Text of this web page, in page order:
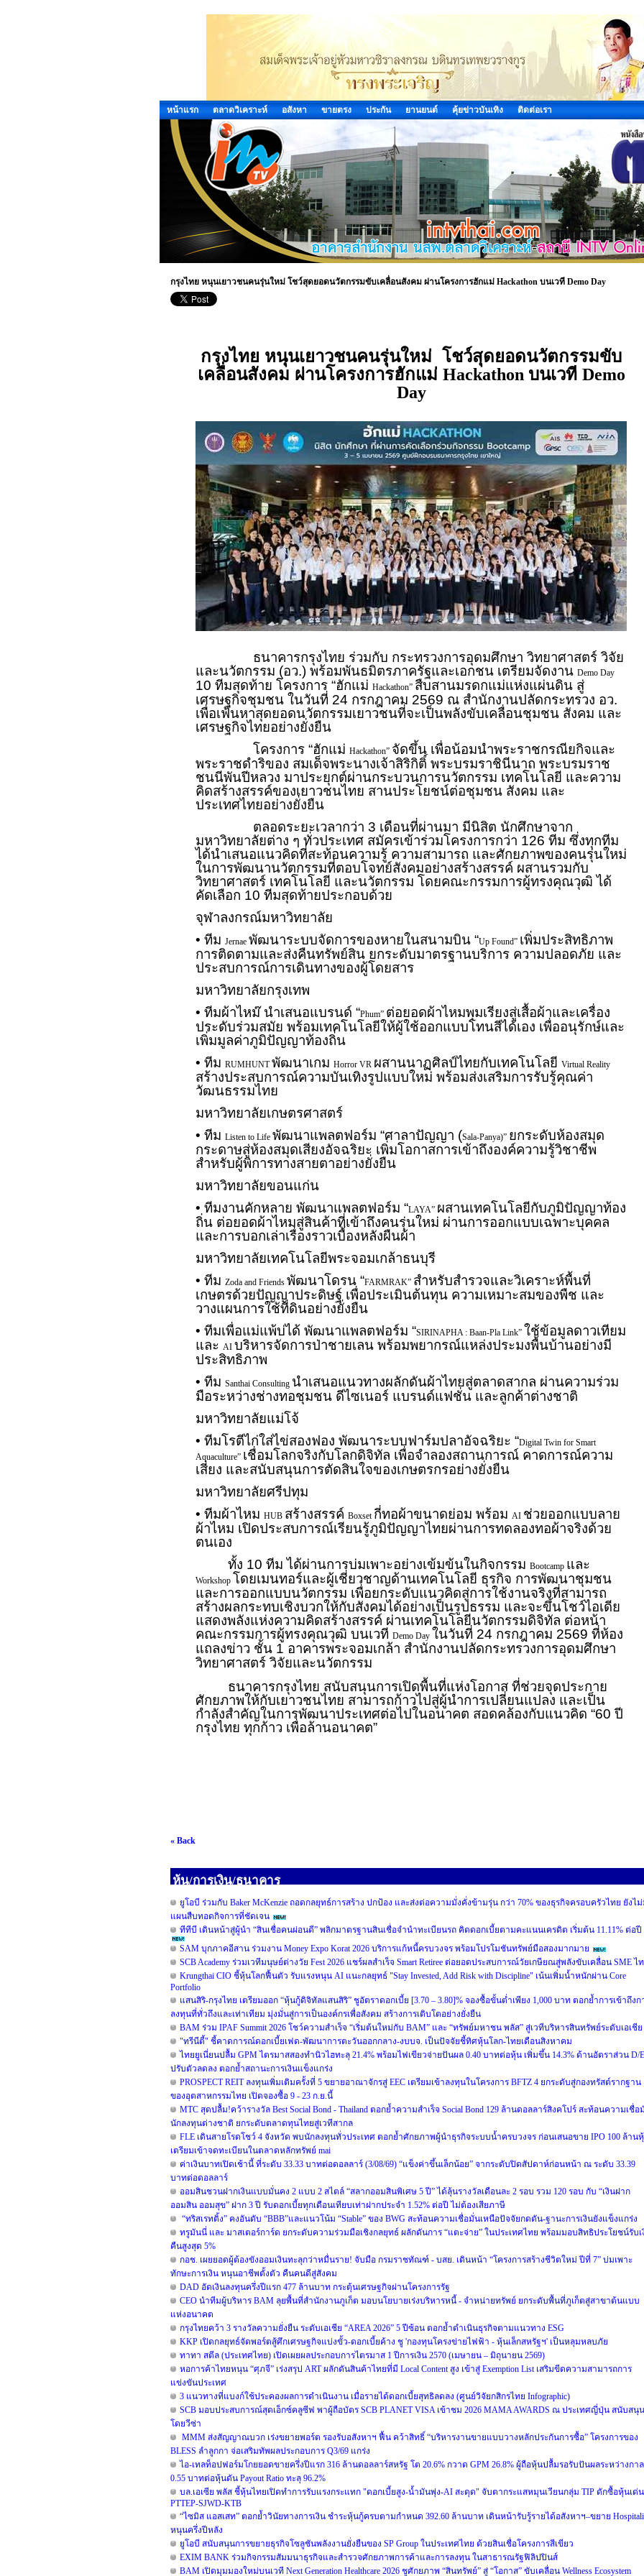
หน้าแรก ตลาดวิเคราะห์ อสังหา ขายตรง ประกัน ยานยนต์ คุ้ยข่าวบันเทิง ติดต่อเรา
กรุงไทย หนุนเยาวชนคนรุ่นใหม่ โชว์สุดยอดนวัตกรรมขับเคลื่อนสังคม ผ่านโครงการฮักแม่ Hackathon บนเวที Demo Day
กรุงไทย หนุนเยาวชนคนรุ่นใหม่ โชว์สุดยอดนวัตกรรมขับ
เคลื่อนสังคม ผ่านโครงการฮักแม่ Hackathon บนเวที Demo
Day
ธนาคารกรุงไทย ร่วมกับ กระทรวงการอุดมศึกษา วิทยาศาสตร์ วิจัย
และนวัตกรรม (อว.) พร้อมพันธมิตรภาครัฐและเอกชน เตรียมจัดงาน Demo Day
10 ทีมสุดท้าย โครงการ “ฮักแม่ Hackathon” สืบสานมรดกแม่แห่งแผ่นดิน สู่
เศรษฐกิจชุมชน ในวันที่ 24 กรกฎาคม 2569 ณ สำนักงานปลัดกระทรวง อว.
เพื่อเฟ้นหาสุดยอดนวัตกรรมเยาวชนที่จะเป็นพลังขับเคลื่อนชุมชน สังคม และ
เศรษฐกิจไทยอย่างยั่งยืน
โครงการ “ฮักแม่ Hackathon” จัดขึ้น เพื่อน้อมนำพระราชกรณียกิจและ
พระราชดำริของ สมเด็จพระนางเจ้าสิริกิติ์ พระบรมราชินีนาถ พระบรมราช
ชนนีพันปีหลวง มาประยุกต์ผ่านกระบวนการนวัตกรรม เทคโนโลยี และความ
คิดสร้างสรรค์ของเยาวชนไทย สานประโยชน์ต่อชุมชน สังคม และ
ประเทศไทยอย่างยั่งยืน
ตลอดระยะเวลากว่า 3 เดือนที่ผ่านมา มีนิสิต นักศึกษาจาก
มหาวิทยาลัยต่าง ๆ ทั่วประเทศ สมัครเข้าร่วมโครงการกว่า 126 ทีม ซึ่งทุกทีม
ได้นำเสนอแนวคิดที่สะท้อนความรู้ ความสามารถ และศักยภาพของคนรุ่นใหม่
ในการพัฒนานวัตกรรมที่ตอบโจทย์สังคมอย่างสร้างสรรค์ ผสานรวมกับ
วิทยาศาสตร์ เทคโนโลยี และนวัตกรรม โดยคณะกรรมการผู้ทรงคุณวุฒิ ได้
คัดเลือก 10 ทีมสุดท้ายประกอบด้วย
จุฬาลงกรณ์มหาวิทยาลัย
• ทีม Jernae พัฒนาระบบจัดการของหายในสนามบิน “Up Found” เพิ่มประสิทธิภาพ
การติดตามและส่งคืนทรัพย์สิน ยกระดับมาตรฐานบริการ ความปลอดภัย และ
ประสบการณ์การเดินทางของผู้โดยสาร
มหาวิทยาลัยกรุงเทพ
• ทีมผ้าไหม๊ นำเสนอแบรนด์ “Phum” ต่อยอดผ้าไหมพุมเรียงสู่เสื้อผ้าและเครื่อง
ประดับร่วมสมัย พร้อมเทคโนโลยีให้ผู้ใช้ออกแบบโทนสีได้เอง เพื่ออนุรักษ์และ
เพิ่มมูลค่าภูมิปัญญาท้องถิ่น
• ทีม RUMHUNTพัฒนาเกม Horror VR ผสานนาฏศิลป์ไทยกับเทคโนโลยี Virtual Reality
สร้างประสบการณ์ความบันเทิงรูปแบบใหม่ พร้อมส่งเสริมการรับรู้คุณค่า
วัฒนธรรมไทย
มหาวิทยาลัยเกษตรศาสตร์
• ทีม Listen to Life พัฒนาแพลตฟอร์ม “ศาลาปัญญา (Sala-Panya)” ยกระดับห้องสมุด
กระดาษสู่ห้องสมุดเสียงอัจฉริยะ เพิ่มโอกาสการเข้าถึงองค์ความรู้วิชาชีพ
สำหรับผู้พิการทางสายตาอย่างยั่งยืน
มหาวิทยาลัยขอนแก่น
• ทีมงานคักหลาย พัฒนาแพลตฟอร์ม “LAYA” ผสานเทคโนโลยีกับภูมิปัญญาท้อง
ถิ่น ต่อยอดผ้าไหมสู่สินค้าที่เข้าถึงคนรุ่นใหม่ ผ่านการออกแบบเฉพาะบุคคล
และการบอกเล่าเรื่องราวเบื้องหลังผืนผ้า
มหาวิทยาลัยเทคโนโลยีพระจอมเกล้าธนบุรี
• ทีม Zoda and Friends พัฒนาโดรน “FARMRAK” สำหรับสำรวจและวิเคราะห์พื้นที่
เกษตรด้วยปัญญาประดิษฐ์ เพื่อประเมินต้นทุน ความเหมาะสมของพืช และ
วางแผนการใช้ที่ดินอย่างยั่งยืน
• ทีมเพื่อแม่แพ้บ่ได้ พัฒนาแพลตฟอร์ม “SIRINAPHA : Baan-Pla Link” ใช้ข้อมูลดาวเทียม
และ AI บริหารจัดการป่าชายเลน พร้อมพยากรณ์แหล่งประมงพื้นบ้านอย่างมี
ประสิทธิภาพ
• ทีม Santhai Consulting นำเสนอแนวทางผลักดันผ้าไทยสู่ตลาดสากล ผ่านความร่วม
มือระหว่างช่างทอชุมชน ดีไซเนอร์ แบรนด์แฟชั่น และลูกค้าต่างชาติ
มหาวิทยาลัยแม่โจ้
• ทีมโรตีไก่ใส่ไข่สองฟอง พัฒนาระบบฟาร์มปลาอัจฉริยะ “Digital Twin for Smart
Aquaculture” เชื่อมโลกจริงกับโลกดิจิทัล เพื่อจำลองสถานการณ์ คาดการณ์ความ
เสี่ยง และสนับสนุนการตัดสินใจของเกษตรกรอย่างยั่งยืน
มหาวิทยาลัยศรีปทุม
• ทีมผ้าไหม HUB สร้างสรรค์ Boxset กี่ทอผ้าขนาดย่อม พร้อม AI ช่วยออกแบบลาย
ผ้าไหม เปิดประสบการณ์เรียนรู้ภูมิปัญญาไทยผ่านการทดลองทอผ้าจริงด้วย
ตนเอง
ทั้ง 10 ทีม ได้ผ่านการบ่มเพาะอย่างเข้มข้นในกิจกรรม Bootcamp และ
Workshop โดยเมนทอร์และผู้เชี่ยวชาญด้านเทคโนโลยี ธุรกิจ การพัฒนาชุมชน
และการออกแบบนวัตกรรม เพื่อยกระดับแนวคิดสู่การใช้งานจริงที่สามารถ
สร้างผลกระทบเชิงบวกให้กับสังคมได้อย่างเป็นรูปธรรม และจะขึ้นโชว์ไอเดีย
แสดงพลังแห่งความคิดสร้างสรรค์ ผ่านเทคโนโลยีนวัตกรรมดิจิทัล ต่อหน้า
คณะกรรมการผู้ทรงคุณวุฒิ บนเวที Demo Day ในวันที่ 24 กรกฎาคม 2569 ที่ห้อง
แถลงข่าว ชั้น 1 อาคารพระจอมเกล้า สำนักงานปลัดกระทรวงการอุดมศึกษา
วิทยาศาสตร์ วิจัยและนวัตกรรม
ธนาคารกรุงไทย สนับสนุนการเปิดพื้นที่แห่งโอกาส ที่ช่วยจุดประกาย
ศักยภาพให้กับเยาวชนไทย สามารถก้าวไปสู่ผู้นำการเปลี่ยนแปลง และเป็น
กำลังสำคัญในการพัฒนาประเทศต่อไปในอนาคต สอดคล้องกับแนวคิด “60 ปี
กรุงไทย ทุกก้าว เพื่อล้านอนาคต”
« Back
หุ้น/การเงิน/ธนาคาร
ยูโอบี ร่วมกับ Baker McKenzie ถอดกลยุทธ์การสร้าง ปกป้อง และส่งต่อความมั่งคั่งข้ามรุ่น กว่า 70% ของธุรกิจครอบครัวไทย ยังไ
แผนสืบทอดกิจการที่ชัดเจน
ทีทีบี เดินหน้าสู่ผู้นำ “สินเชื่อคนผ่อนดี” พลิกมาตรฐานสินเชื่อจำนำทะเบียนรถ คิดดอกเบี้ยตามคะแนนเครดิต เริ่มต้น 11.11% ต่อปี
SAM บุกภาคอีสาน ร่วมงาน Money Expo Korat 2026 บริการแก้หนี้ครบวงจร พร้อมโปรโมชันทรัพย์มือสองมากมาย
SCB Academy ร่วมเวทีมนุษย์ต่างวัย Fest 2026 แชร์ผลสำเร็จ Smart Retiree ต่อยอดประสบการณ์วัยเกษียณสู่พลังขับเคลื่อน SME ไ
Krungthai CIO ชี้หุ้นโลกฟื้นตัว รับแรงหนุน AI แนะกลยุทธ์ "Stay Invested, Add Risk with Discipline" เน้นเพิ่มน้ำหนักผ่าน Core
Portfolio
แสนสิริ-กรุงไทย เตรียมออก “หุ้นกู้ดิจิทัลแสนสิริ” ชูอัตราดอกเบี้ย [3.70 – 3.80]% จองซื้อขั้นต่ำเพียง 1,000 บาท ตอกย้ำการเข้าถึงก
ลงทุนที่ทั่วถึงและเท่าเทียม มุ่งมั่นสู่การเป็นองค์กรเพื่อสังคม สร้างการเติบโตอย่างยั่งยืน
BAM ร่วม IPAF Summit 2026 โชว์ความสำเร็จ “เริ่มต้นใหม่กับ BAM” และ “ทรัพย์มหาชน พลัส” สู่เวทีบริหารสินทรัพย์ระดับเอเชีย
"ทรีนีตี้" ชี้คาดการณ์ดอกเบี้ยเฟด-พัฒนาการตะวันออกกลาง-งบบจ. เป็นปัจจัยชี้ทิศหุ้นโลก-ไทยเดือนสิงหาคม
ไทยยูเนี่ยนปลื้ม GPM ไตรมาสสองทำนิวไฮทะลุ 21.4% พร้อมไฟเขียวจ่ายปันผล 0.40 บาทต่อหุ้น เพิ่มขึ้น 14.3% ด้านอัตราส่วน D/E
ปรับตัวลดลง ตอกย้ำสถานะการเงินแข็งแกร่ง
PROSPECT REIT ลงทุนเพิ่มเติมครั้งที่ 5 ขยายอาณาจักรสู่ EEC เตรียมเข้าลงทุนในโครงการ BFTZ 4 ยกระดับสู่กองทรัสต์รากฐาน
ของอุตสาหกรรมไทย เปิดจองซื้อ 9 - 23 ก.ย.นี้
MTC สุดปลื้ม!คว้ารางวัล Best Social Bond - Thailand ตอกย้ำความสำเร็จ Social Bond 129 ล้านดอลลาร์สิงคโปร์ สะท้อนความเชื่อ
นักลงทุนต่างชาติ ยกระดับตลาดทุนไทยสู่เวทีสากล
FLE เดินสายโรดโชว์ 4 จังหวัด พบนักลงทุนทั่วประเทศ ตอกย้ำศักยภาพผู้นำธุรกิจระบบน้ำครบวงจร ก่อนเสนอขาย IPO 100 ล้าน
เตรียมเข้าจดทะเบียนในตลาดหลักทรัพย์ mai
ค่าเงินบาทเปิดเช้านี้ ที่ระดับ 33.33 บาทต่อดอลลาร์ (3/08/69) “แข็งค่าขึ้นเล็กน้อย” จากระดับปิดสัปดาห์ก่อนหน้า ณ ระดับ 33.39
บาทต่อดอลลาร์
ออมสินชวนฝากเงินแบบมั่นคง 2 แบบ 2 สไตล์ “สลากออมสินพิเศษ 5 ปี” ได้ลุ้นรางวัลเดือนละ 2 รอบ รวม 120 รอบ กับ “เงินฝาก
ออมสิน ออมสุข” ฝาก 3 ปี รับดอกเบี้ยทุกเดือนเทียบเท่าฝากประจำ 1.52% ต่อปี ไม่ต้องเสียภาษี
“ทริสเรทติ้ง” คงอันดับ “BBB”และแนวโน้ม “Stable” ของ BWG สะท้อนความเชื่อมั่นเหนือปัจจัยกดดัน-ฐานะการเงินยังแข็งแกร่ง
ทรูมันนี่ และ มาสเตอร์การ์ด ยกระดับความร่วมมือเชิงกลยุทธ์ ผลักดันการ “แตะจ่าย” ในประเทศไทย พร้อมมอบสิทธิประโยชน์รับเ
คืนสูงสุด 5%
กอช. เผยยอดผู้ต้องขังออมเงินทะลุกว่าหมื่นราย! จับมือ กรมราชทัณฑ์ - บสย. เดินหน้า “โครงการสร้างชีวิตใหม่ ปีที่ 7” บ่มเพาะ
ทักษะการเงิน หนุนอาชีพตั้งตัว คืนคนดีสู่สังคม
DAD อัดเงินลงทุนครึ่งปีแรก 477 ล้านบาท กระตุ้นเศรษฐกิจผ่านโครงการรัฐ
CEO นำทีมผู้บริหาร BAM ลุยพื้นที่สำนักงานภูเก็ต มอบนโยบายเร่งบริหารหนี้ - จำหน่ายทรัพย์ ยกระดับพื้นที่ภูเก็ตสู่สาขาต้นแบบ
แห่งอนาคต
กรุงไทยคว้า 3 รางวัลความยั่งยืน ระดับเอเชีย “AREA 2026” 5 ปีซ้อน ตอกย้ำดำเนินธุรกิจตามแนวทาง ESG
KKP เปิดกลยุทธ์จัดพอร์ตสู้ศึกเศรษฐกิจแบ่งขั้ว-ดอกเบี้ยค้าง ชู 'กองทุนโครงข่ายไฟฟ้า - หุ้นเล็กสหรัฐฯ' เป็นหลุมหลบภัย
ทาทา สตีล (ประเทศไทย) เปิดเผยผลประกอบการไตรมาส 1 ปีการเงิน 2570 (เมษายน – มิถุนายน 2569)
หอการค้าไทยหนุน “ศุภจี” เร่งสรุป ART ผลักดันสินค้าไทยที่มี Local Content สูง เข้าสู่ Exemption List เสริมขีดความสามารถการ
แข่งขันประเทศ
3 แนวทางที่แบงก์ใช้ประคองผลการดำเนินงาน เมื่อรายได้ดอกเบี้ยสุทธิลดลง (ศูนย์วิจัยกสิกรไทย Infographic)
SCB มอบประสบการณ์สุดเอ็กซ์คลูซีฟ พาผู้ถือบัตร SCB PLANET VISA เข้าชม 2026 MAMA AWARDS ณ ประเทศญี่ปุ่น สนับสนุน
โดยวีซ่า
MMM ส่งสัญญาณบวก เร่งขยายพอร์ต รองรับอสังหาฯ ฟื้น คว้าสิทธิ์ “บริหารงานขายแบบวางหลักประกันการซื้อ” โครงการของ
BLESS ลำลูกกา จ่อเสริมทัพผลประกอบการ Q3/69 แกร่ง
ไอ-เทลท็อปฟอร์มโกยยอดขายครึ่งปีแรก 316 ล้านดอลลาร์สหรัฐ โต 20.6% กวาด GPM 26.8% ผู้ถือหุ้นปลื้มรอรับปันผลระหว่างกาล
0.55 บาทต่อหุ้นดัน Payout Ratio ทะลุ 96.2%
บล.เอเซีย พลัส ชี้หุ้นไทยเปิดทำการรับแรงกระแทก "ดอกเบี้ยสูง-น้ำมันพุ่ง-AI สะดุด" จับตากระแสหมุนเวียนกลุ่ม TIP ดักซื้อหุ้นเด่น
PTTEP-SJWD-KTB
“ไซมิส แอสเสท” ตอกย้ำวินัยทางการเงิน ชำระหุ้นกู้ครบตามกำหนด 392.60 ล้านบาท เดินหน้ารับรู้รายได้อสังหาฯ–ขยาย
หนุนครึ่งปีหลัง
ยูโอบี สนับสนุนการขยายธุรกิจโซลูชันพลังงานยั่งยืนของ SP Group ในประเทศไทย ด้วยสินเชื่อโครงการสีเขียว
EXIM BANK ร่วมกิจกรรมสัมมนาธุรกิจและสำรวจศักยภาพการค้าและการลงทุน ในสาธารณรัฐฟิลิปปินส์
BAM เปิดมุมมองใหม่บนเวที Next Generation Healthcare 2026 ชูศักยภาพ “สินทรัพย์” สู่ “โอกาส” ขับเคลื่อน Wellness Ecosystem